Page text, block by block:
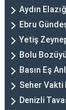
Aydın
Ebru
Yetiş
Bolu
Basın Eş
Seher Vakti
Denizli